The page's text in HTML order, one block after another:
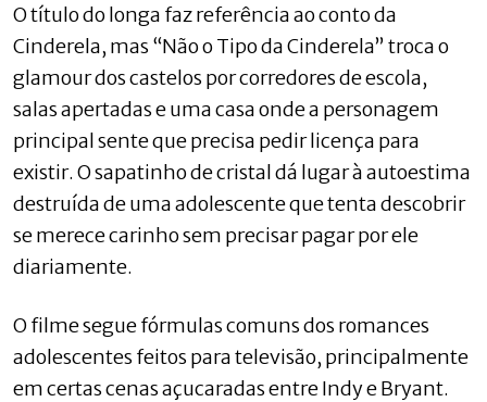
O título do longa faz referência ao conto da
Cinderela, mas “Não o Tipo da Cinderela” troca o
glamour dos castelos por corredores de escola,
salas apertadas e uma casa onde a personagem
principal sente que precisa pedir licença para
existir. O sapatinho de cristal dá lugar à autoestima
destruída de uma adolescente que tenta descobrir
se merece carinho sem precisar pagar por ele
diariamente.
O filme segue fórmulas comuns dos romances
adolescentes feitos para televisão, principalmente
em certas cenas açucaradas entre Indy e Bryant.